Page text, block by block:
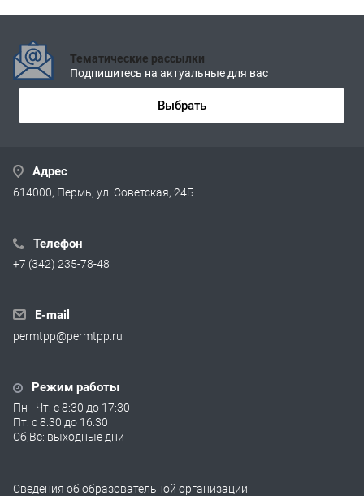
Тематические рассылки
Подпишитесь на актуальные для вас
Выбрать
Адрес
614000, Пермь, ул. Советская, 24Б
Телефон
+7 (342) 235-78-48
E-mail
permtpp@permtpp.ru
Режим работы
Пн - Чт: с 8:30 до 17:30
Пт: с 8:30 до 16:30
Сб,Вс: выходные дни
Сведения об образовательной организации